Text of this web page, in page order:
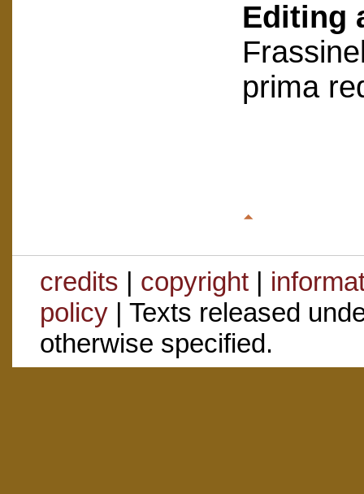
Editing
prima
credits | copyright|
policy| Texts released
otherwise specified.